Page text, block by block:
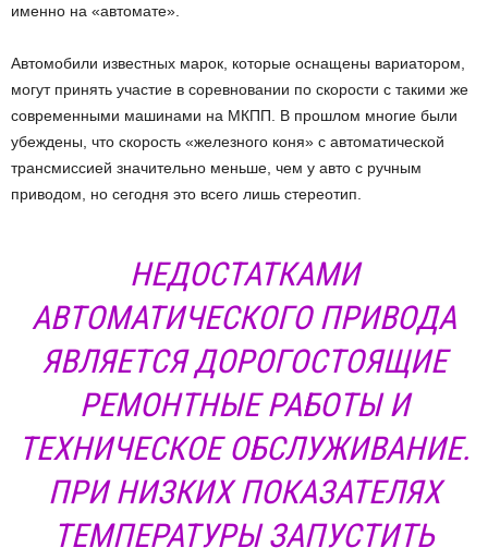
именно на «автомате».
Автомобили известных марок, которые оснащены вариатором,
могут принять участие в соревновании по скорости с такими же
современными машинами на МКПП. В прошлом многие были
убеждены, что скорость «железного коня» с автоматической
трансмиссией значительно меньше, чем у авто с ручным
приводом, но сегодня это всего лишь стереотип.
НЕДОСТАТКАМИ
АВТОМАТИЧЕСКОГО ПРИВОДА
ЯВЛЯЕТСЯ ДОРОГОСТОЯЩИЕ
РЕМОНТНЫЕ РАБОТЫ И
ТЕХНИЧЕСКОЕ ОБСЛУЖИВАНИЕ.
ПРИ НИЗКИХ ПОКАЗАТЕЛЯХ
ТЕМПЕРАТУРЫ ЗАПУСТИТЬ